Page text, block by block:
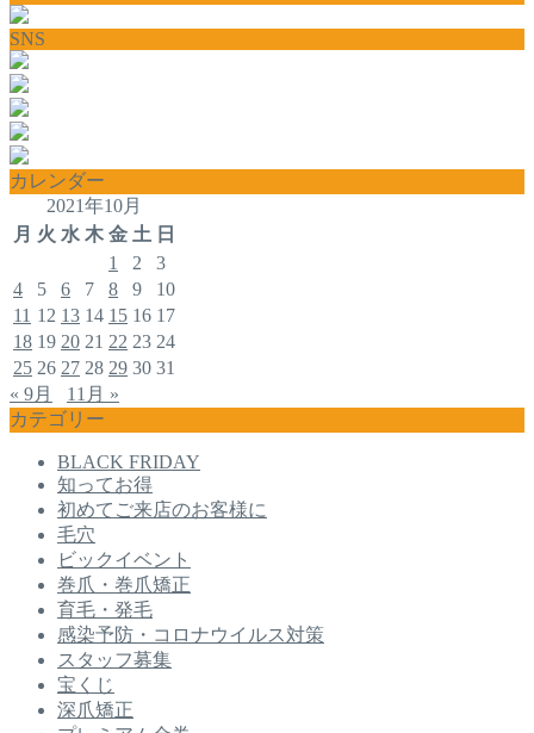
SNS
カレンダー
2021年10月
月 火 水 木 金 土 日
1
2
3
4
5 6 7 8 9
10
11 12 13 14 15 16 17
18 19 20 21 22 23 24
25 26 27 28 29 30 31
« 9月
11月 »
カテゴリー
BLACK FRIDAY
知ってお得
初めてご来店のお客様に
毛穴
ビックイベント
巻爪・巻爪矯正
育毛・発毛
感染予防・コロナウイルス対策
スタッフ募集
宝くじ
深爪矯正